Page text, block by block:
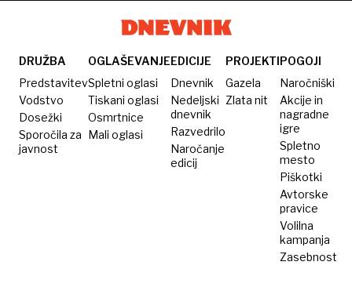
in App
Store
za
androide
umaknil
iz EU
Teams
izognil
kazni
DRUŽBA
Predstavitev
Vodstvo
Dosežki
Sporočila za
javnost
OGLAŠEVANJE
Spletni oglasi
Tiskani oglasi
Osmrtnice
Mali oglasi
EDICIJE
Dnevnik
Nedeljski
dnevnik
Razvedrilo
Naročanje
edicij
PROJEKTI
Gazela
Zlata nit
POGOJI
Naročniški
Akcije in
nagradne
igre
Spletno
mesto
Piškotki
Avtorske
pravice
Volilna
kampanja
Zasebnost